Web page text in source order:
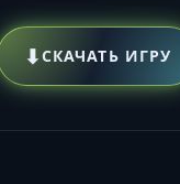
⬇СКАЧАТЬ ИГРУ